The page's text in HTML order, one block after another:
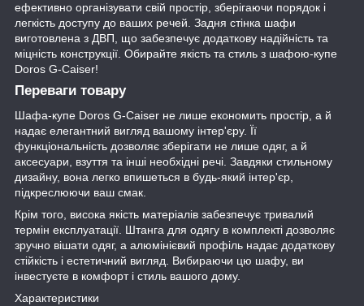
ефективно організувати свій простір, зберігаючи порядок і
легкість доступу до ваших речей. Задня стінка шафи
виготовлена з ДВП, що забезпечує додаткову надійність та
міцність конструкції. Обирайте якість та стиль з шафою-купе
Doros G-Caiser!
Переваги товару
Шафа-купе Doros G-Caiser не лише економить простір, а й
надає елегантний вигляд вашому інтер'єру. Її
функціональність дозволяє зберігати не лише одяг, а й
аксесуари, взуття та інші необхідні речі. Завдяки стильному
дизайну, вона легко впишеться в будь-який інтер'єр,
підкреслюючи ваш смак.
Крім того, висока якість матеріалів забезпечує тривалий
термін експлуатації. Штанга для одягу в комплекті дозволяє
зручно вішати одяг, а алюмінієвий профіль надає додаткову
стійкість і естетичний вигляд. Вибираючи цю шафу, ви
інвестуєте в комфорт і стиль вашого дому.
Характеристики